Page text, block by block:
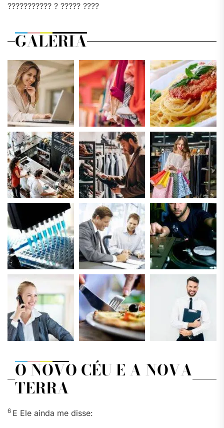
??????????? ? ????? ????
GALERIA
O NOVO CÉU E A NOVA
TERRA
6 E Ele ainda me disse: